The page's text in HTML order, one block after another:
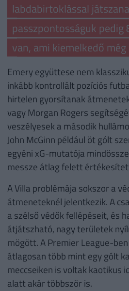
labdabirtoklással
passzpontosságuk pedig
van, ami kiemelkedő még
Emery együttese nem
inkább kontrollált pozíciós
hirtelen gyorsítanak
vagy Morgan Rogers
veszélyesek a második
John McGinn például öt gólt
egyéni xG-mutatója
messze átlag felett
A Villa problémája sokszor a
átmeneteknél jelentkezik. A
a szélső védők fellépéseit, és
átjátszható, nagy területek
mögött. A Premier League-
átlagosan több mint egy gólt
meccseiken is voltak kaotikus
alatt akár többször is.